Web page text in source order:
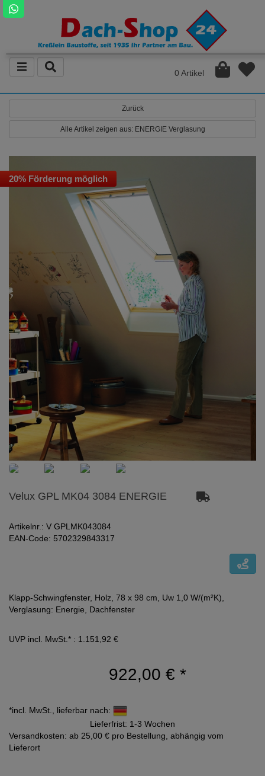
0 Artikel
Zurück
Alle Artikel zeigen aus: ENERGIE Verglasung
20% Förderung möglich
Velux GPL MK04 3084 ENERGIE
Artikelnr.: V GPLMK043084
EAN-Code: 5702329843317
Klapp-Schwingfenster, Holz, 78 x 98 cm, Uw 1,0 W/(m²K),
Verglasung: Energie, Dachfenster
UVP incl. MwSt.* : 1.151,92 €
922,00 € *
*incl. MwSt., lieferbar nach:
Lieferfrist: 1-3 Wochen
Versandkosten: ab 25,00 € pro Bestellung, abhängig vom
Lieferort